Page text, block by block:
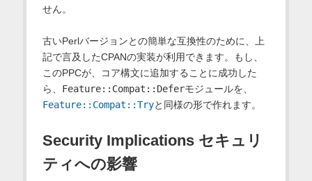
せん。
古いPerlバージョンとの簡単な互換性のために、上
記で言及したCPANの実装が利用できます。もし、
このPPCが、コア構文に追加することに成功した
ら、 Feature::Compat::Deferモジュールを、
Feature::Compat::Tryと同様の形で作れます。
Security Implications セキュリ
ティへの影響